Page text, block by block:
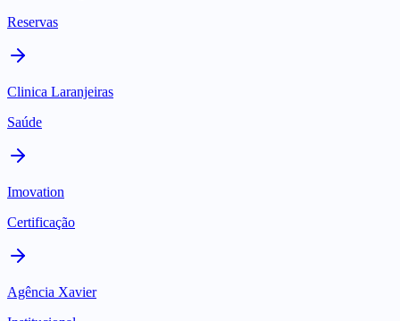
Reservas
Clinica Laranjeiras
Saúde
Imovation
Certificação
Agência Xavier